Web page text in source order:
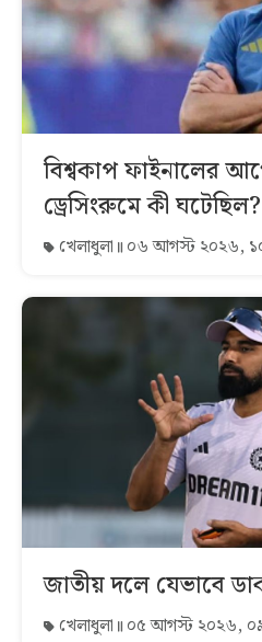
বিশ্বকাপ ফাইনালের
ড্রেসিংরুমে কী ঘটেছিল?
খেলাধুলা ০৬ আগস্ট ২০২৬,
জাতীয় দলে যেভাবে
খেলাধুলা ০৫ আগস্ট ২০২৬,